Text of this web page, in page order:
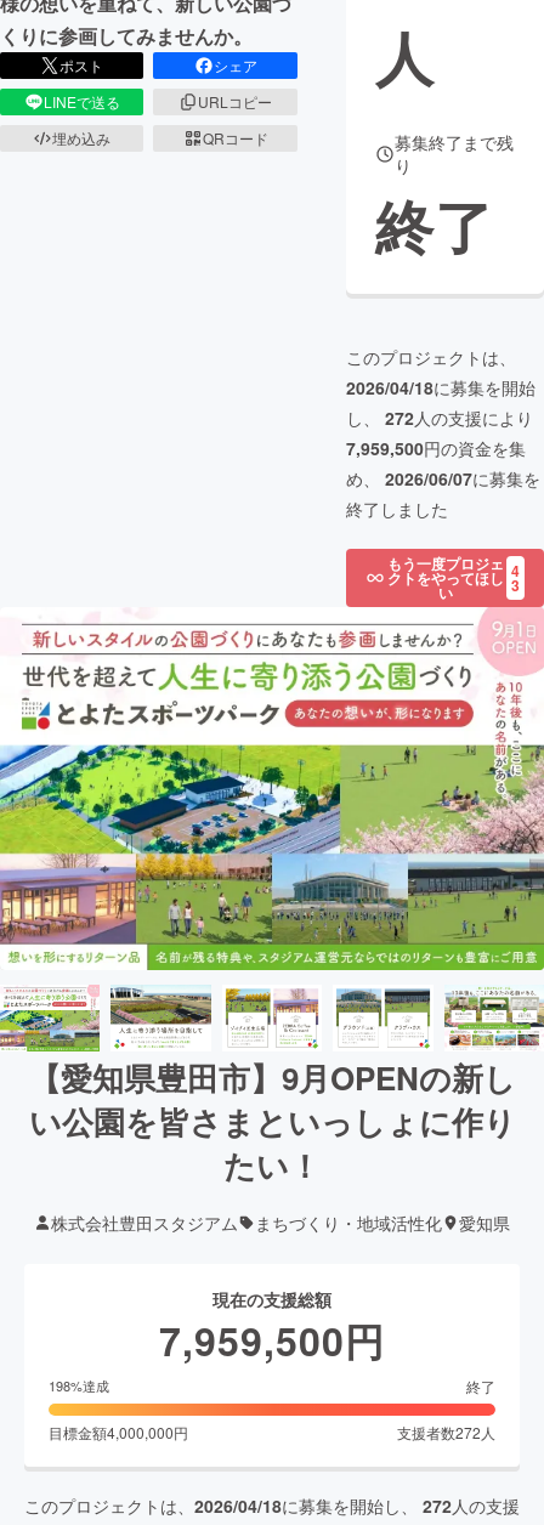
くりに参画してみませんか。
ポスト
シェア
LINEで送る
URLコピー
埋め込み
QRコード
人
募集終了まで残
り
終了
このプロジェクトは、
2026/04/18に募集を開始
し、 272人の支援により
7,959,500円の資金を集
め、 2026/06/07に募集を
終了しました
もう一度プロジェ
クトをやってほし
い
4
3
【愛知県豊田市】9月OPENの新し
い公園を皆さまといっしょに作り
たい！
株式会社豊田スタジアム まちづくり・地域活性化 愛知県
現在の支援総額
7,959,500円
198%達成 終了
目標金額4,000,000円 支援者数272 人
このプロジェクトは、 2026/04/18に募集を開始し、 272人の支援